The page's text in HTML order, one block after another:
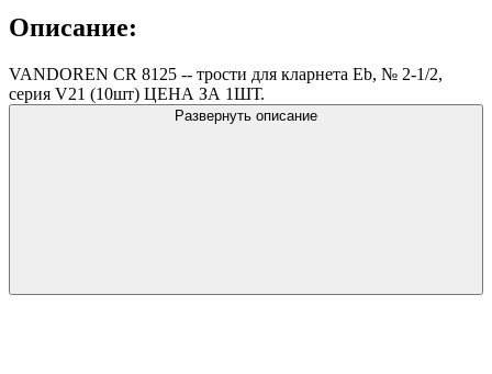
Описание:
VANDOREN CR 8125 -- трости для кларнета Eb, № 2-1/2,
серия V21 (10шт) ЦЕНА ЗА 1ШТ.
Развернуть описание